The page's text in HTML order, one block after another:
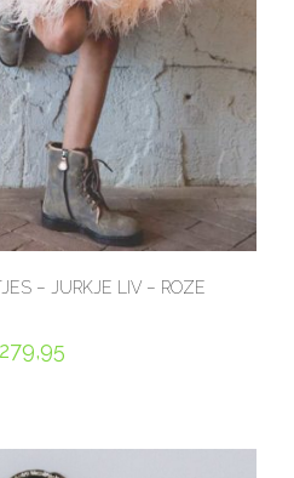
– JURKJE LIV – ROZE
279,95